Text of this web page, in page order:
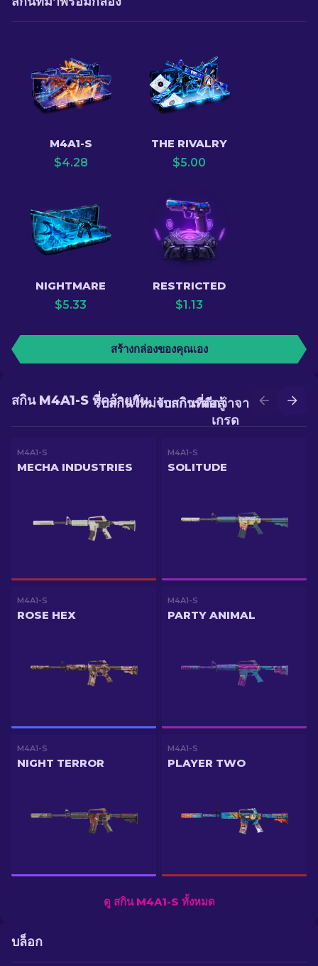
M4A1-S
$4.28
THE RIVALRY
$5.00
NIGHTMARE
$5.33
RESTRICTED
$1.13
สร้างกล่องของคุณเอง
รับสกินที่ดีกว่าจากการอัป
เกรด
รับสกินใหม่จากการต่อสู้
สกิน M4A1-S ที่คล้ายกัน
M4A1-S
MECHA INDUSTRIES
M4A1-S
SOLITUDE
M4A1-S
ROSE HEX
M4A1-S
PARTY ANIMAL
M4A1-S
NIGHT TERROR
M4A1-S
PLAYER TWO
ดู สกิน M4A1-S ทั้งหมด
บล็อก